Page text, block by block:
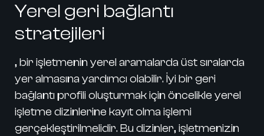
Yerel geri bağlantı
stratejileri
, bir işletmenin yerel aramalarda üst sıralarda
yer almasına yardımcı olabilir. İyi bir geri
bağlantı profili oluşturmak için öncelikle yerel
işletme dizinlerine kayıt olma işlemi
gerçekleştirilmelidir. Bu dizinler, işletmenizin